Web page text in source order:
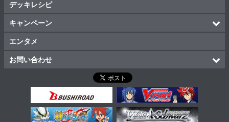
デッキレシピ
キャンペーン
エンタメ
お問い合わせ